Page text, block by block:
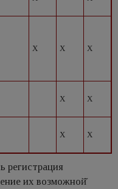
Х Х Х
Х Х
Х Х
регистрация
их возможной̆